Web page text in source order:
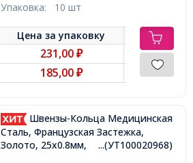
Упаковка: 10 шт
Цена заупаковку
231,00 ₽
185,00 ₽
Швензы-Кольца Медицинская
Сталь, Французская Застежка,
Золото, 25х0.8мм,
...(УТ100020968)